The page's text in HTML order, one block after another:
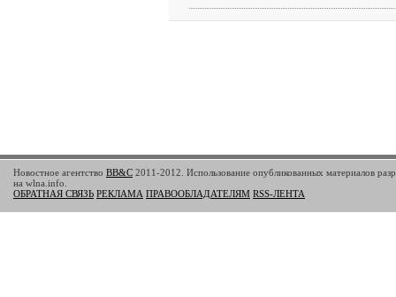
Новостное агентство BB&C 2011-2012. Использование опубликованных материалов
на wlna.info.
ОБРАТНАЯ СВЯЗЬ РЕКЛАМА ПРАВООБЛАДАТЕЛЯМ RSS-ЛЕНТА